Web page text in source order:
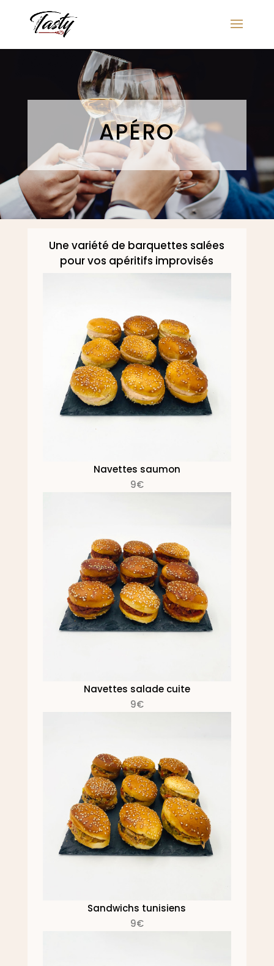
APÉRO
Une variété de barquettes salées
pour vos apéritifs improvisés
Navettes saumon
9€
Navettes salade cuite
9€
Sandwichs tunisiens
9€